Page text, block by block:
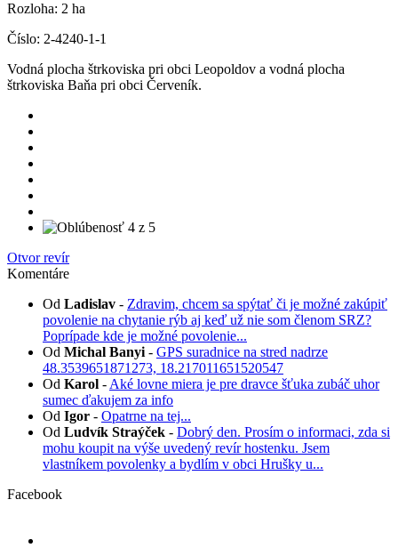
Rozloha: 2 ha
Číslo: 2-4240-1-1
Vodná plocha štrkoviska pri obci Leopoldov a vodná plocha
štrkoviska Baňa pri obci Červeník.
Otvor revír
Komentáre
Od Ladislav - Zdravim, chcem sa spýtať či je možné zakúpiť
povolenie na chytanie rýb aj keď už nie som členom SRZ?
Poprípade kde je možné povolenie...
Od Michal Banyi - GPS suradnice na stred nadrze
48.3539651871273, 18.217011651520547
Od Karol - Aké lovne miera je pre dravce šťuka zubáč uhor
sumec ďakujem za info
Od Igor - Opatrne na tej...
Od Ludvík Straýček - Dobrý den. Prosím o informaci, zda si
mohu koupit na výše uvedený revír hostenku. Jsem
vlastníkem povolenky a bydlím v obci Hrušky u...
Facebook